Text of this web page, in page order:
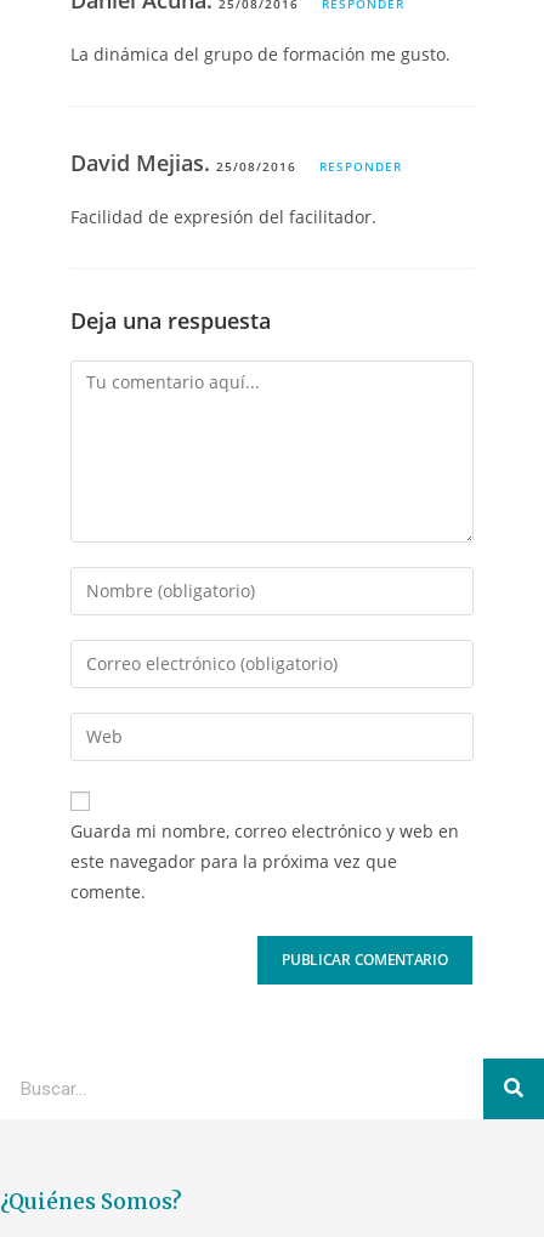
25/08/2016 RESPONDER
La dinámica del grupo de formación me gusto.
David Mejias.25/08/2016 RESPONDER
Facilidad de expresión del facilitador.
Deja una respuesta
Guarda mi nombre, correo electrónico y web en
este navegador para la próxima vez que
comente.
¿Quiénes Somos?